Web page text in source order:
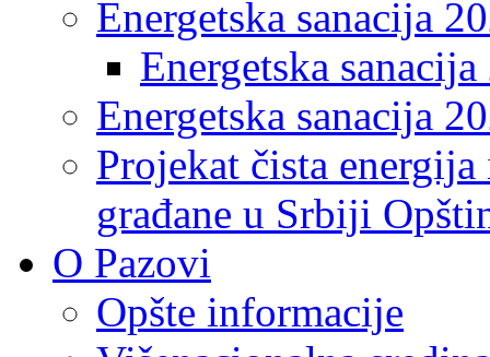
Energetska sanacija
Energetska
Energetska sanacija
Projekat čista
građane u Srbiji
O Pazovi
Opšte informacije